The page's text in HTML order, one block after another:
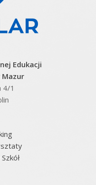
Edukacji
Mazur
4/1